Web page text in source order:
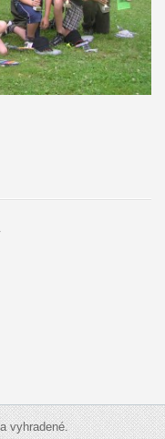
vyhradené.